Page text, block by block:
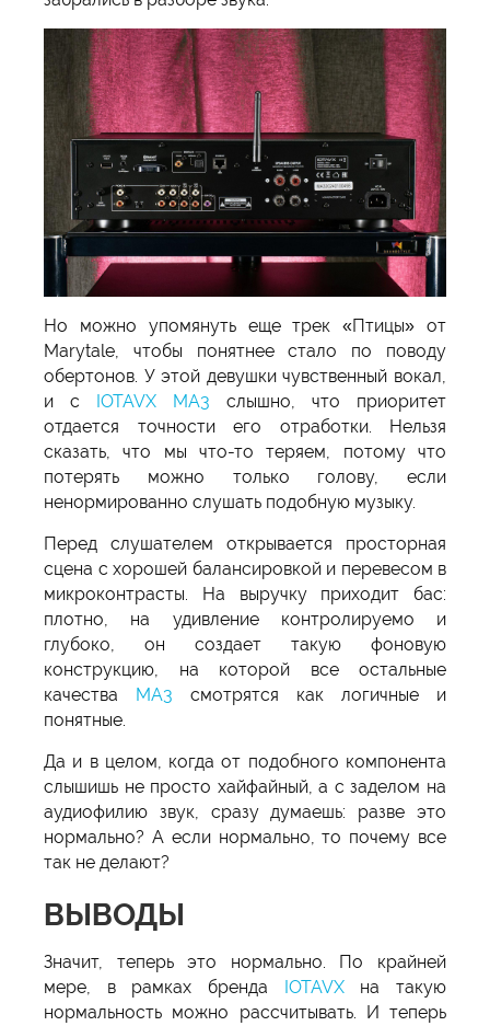
Но можно упомянуть еще трек «Птицы» от
Marytale, чтобы понятнее стало по поводу
обертонов. У этой девушки чувственный вокал,
и с
IOTAVX MA3 слышно, что приоритет
отдается точности его отработки. Нельзя
сказать, что мы что-то теряем, потому что
потерять можно только голову, если
ненормированно слушать подобную музыку.
Перед слушателем открывается просторная
сцена с хорошей балансировкой и перевесом в
микроконтрасты. На выручку приходит бас:
плотно, на удивление контролируемо и
глубоко, он создает такую фоновую
конструкцию, на которой все остальные
качества
MA3 смотрятся как логичные и
понятные.
Да и в целом, когда от подобного компонента
слышишь не просто хайфайный, а с заделом на
аудиофилию звук, сразу думаешь: разве это
нормально? А если нормально, то почему все
так не делают?
ВЫВОДЫ
Значит, теперь это нормально. По крайней
мере, в рамках бренда
IOTAVXна такую
нормальность можно рассчитывать. И теперь